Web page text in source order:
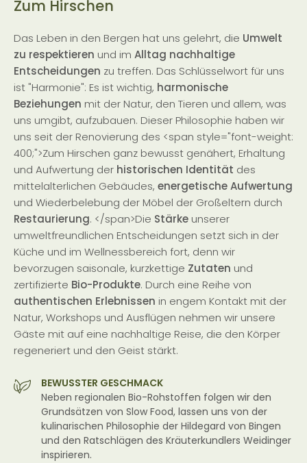
Zum Hirschen
Das Leben in den Bergen hat uns gelehrt, die Umwelt
zu respektieren und im Alltag nachhaltige
Entscheidungen zu treffen. Das Schlüsselwort für uns
ist "Harmonie": Es ist wichtig, harmonische
Beziehungen mit der Natur, den Tieren und allem, was
uns umgibt, aufzubauen. Dieser Philosophie haben wir
uns seit der Renovierung des <span style="font-weight:
400;">Zum Hirschen ganz bewusst genähert, Erhaltung
und Aufwertung der historischen Identität des
mittelalterlichen Gebäudes, energetische Aufwertung
und Wiederbelebung der Möbel der Großeltern durch
Restaurierung. </span>Die Stärke unserer
umweltfreundlichen Entscheidungen setzt sich in der
Küche und im Wellnessbereich fort, denn wir
bevorzugen saisonale, kurzkettige Zutaten und
zertifizierte Bio-Produkte. Durch eine Reihe von
authentischen Erlebnissen in engem Kontakt mit der
Natur, Workshops und Ausflügen nehmen wir unsere
Gäste mit auf eine nachhaltige Reise, die den Körper
regeneriert und den Geist stärkt.
BEWUSSTER GESCHMACK
Neben regionalen Bio-Rohstoffen folgen wir den
Grundsätzen von Slow Food, lassen uns von der
kulinarischen Philosophie der Hildegard von Bingen
und den Ratschlägen des Kräuterkundlers Weidinger
inspirieren.